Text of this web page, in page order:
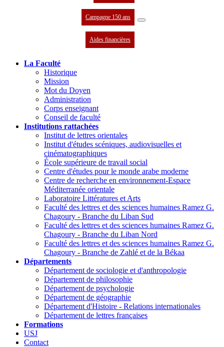
Campagne 150 ans
Aides financières
La Faculté
Historique
Mission
Mot du Doyen
Administration
Corps enseignant
Conseil de faculté
Institutions rattachées
Institut de lettres orientales
Institut d'études scéniques, audiovisuelles et
cinématographiques
École supérieure de travail social
Centre d'études pour le monde arabe moderne
Centre de recherche en environnement-Espace
Méditerranée orientale
Laboratoire Littératures et Arts
Faculté des lettres et des sciences humaines Ramez G.
Chagoury - Branche du Liban Sud
Faculté des lettres et des sciences humaines Ramez G.
Chagoury - Branche du Liban Nord
Faculté des lettres et des sciences humaines Ramez G.
Chagoury - Branche de Zahlé et de la Békaa
Départements
Département de sociologie et d'anthropologie
Département de philosophie
Département de psychologie
Département de géographie
Département d'Histoire - Relations internationales
Département de lettres françaises
Formations
USJ
Contact